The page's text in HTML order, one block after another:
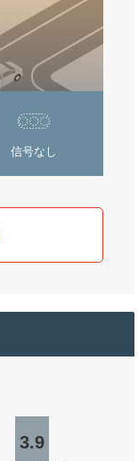
信号なし
3.9